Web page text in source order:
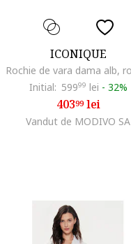
ICONIQUE
Initial: 59999 lei - 32%
40399lei
Vandut de MODIVO SA